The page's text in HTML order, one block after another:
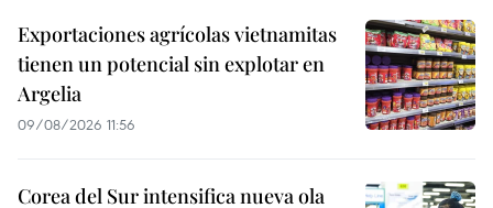
Exportaciones agrícolas vietnamitas
tienen un potencial sin explotar en
Argelia
09/08/2026 11:56
Corea del Sur intensifica nueva ola